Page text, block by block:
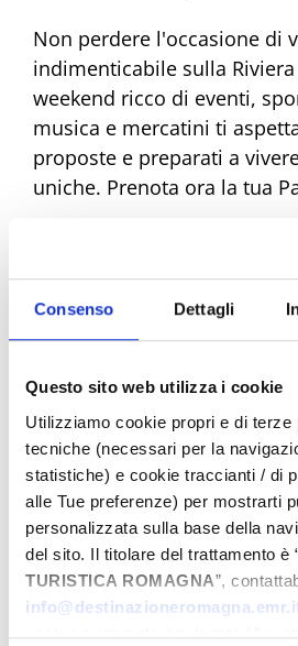
Consenso Dettagli
Questo sito web utilizza i cookie
Utilizziamo cookie propri e di terze
tecniche (necessari per la
statistiche) e cookie traccianti / di
alle Tue preferenze) per mostrarti
personalizzata sulla base della
del sito. Il titolare del trattamento è
TURISTICA ROMAGNA”,
cookie premendo il pulsante
Non perdere l'occasione di
indimenticabile sulla
weekend ricco di eventi,
musica e mercatini ti
proposte e preparati a
uniche. Prenota ora la tua
Dal
A
Comune